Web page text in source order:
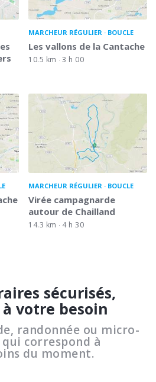
MARCHEUR RÉGULIER BOUCLE
Les vallons de la Cantache
10.5 km 3 h 00
MARCHEUR RÉGULIER BOUCLE
Virée campagnarde
autour de Chailland
14.3 km 4 h 30
sécurisés,
votre besoin
randonnée ou micro-
correspond à
du moment.